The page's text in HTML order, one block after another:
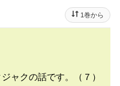
1巻から
ャクの話です。（７）